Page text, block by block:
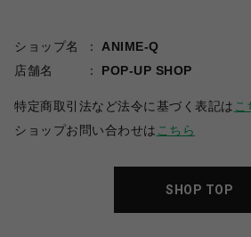
ショップ名
ANIME-Q
店舗名
POP-UP SHOP
特定商取引法など法令に基づく表記は こ
ショップお問い合わせは こちら
SHOP TOP